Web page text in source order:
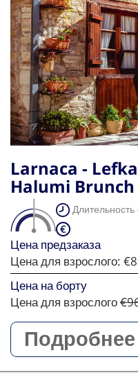
Larnaca -
Halumi Brunch
Цена предзаказа
Цена для взрослого:
Цена на борту
Цена для взрослого
Подробнее